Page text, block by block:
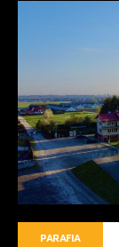
PARAFIA